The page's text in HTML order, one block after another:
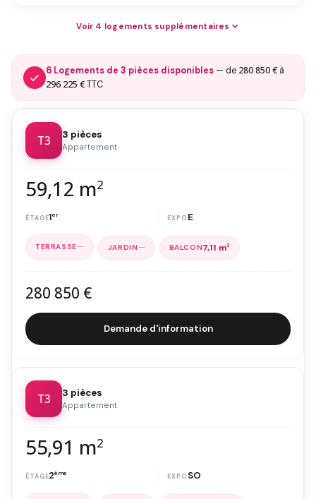
Voir 4 logements supplémentaires
6 Logements de 3 pièces disponibles — de 280 850 € à
296 225 €TTC
T3 3 pièces
Appartement
59,12 m2
1er E
— — 7,11 m2
280 850 €
Demande d'information
T3 3 pièces
Appartement
55,91 m2
2ème SO